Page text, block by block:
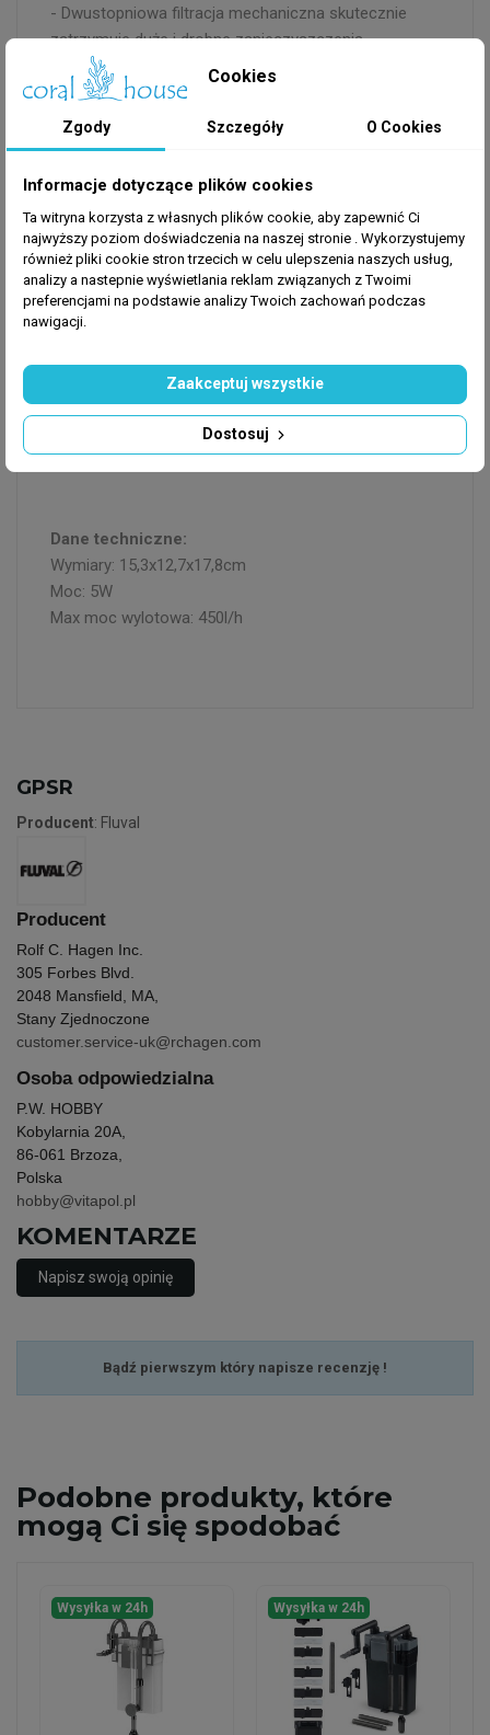
- Dwustopniowa filtracja mechaniczna skutecznie
zatrzymuje duże i drobne zanieczyszczenia
- Węgiel aktywny przeprowadza dokładną chemiczną
filtrację oraz skutecznie usuwa toksyny z wody
- Bio-Screen Pad zapewnia masywną biologiczną
powierzchnię do kolonizacji i rozwoju dla przyjaznych
- Wyposażony w opatentowany system kontroli
odrzutu, który pozwala spowolnić wypływ wody,
tworząc łagodny wodospad dla ochrony delikatnych
ryb i roślin
- Wolniejszy obieg zwiększa czas przebywania wody
w filtrze, czego efektem jest dokładniejsza filtracja i
- Całkowicie modułowa konstrukcja pozwala
zarządzać każdym etapem osobno i wprowadzać
zmiany w różnym czasie, aby utrzymać ciągłą
aktywność biologiczną
Dane techniczne:
Wymiary: 15,3x12,7x17,8cm
Moc: 5W
Max moc wylotowa: 450l/h
GPSR
Producent: Fluval
Producent
Rolf C. Hagen Inc.
305 Forbes Blvd.
2048 Mansfield, MA,
Stany Zjednoczone
customer.service-uk@rchagen.com
Osoba odpowiedzialna
P.W. HOBBY
Kobylarnia 20A,
86-061 Brzoza,
Polska
hobby@vitapol.pl
KOMENTARZE
Napisz swoją opinię
Bądź pierwszym który napisze recenzję !
Podobne produkty, które
mogą Ci się spodobać
Wysyłka w 24h Wysyłka w 24h
Cookies
Zgody Szczegóły O Cookies
Informacje dotyczące plików cookies
Ta witryna korzysta z własnych plików cookie, aby zapewnić Ci
najwyższy poziom doświadczenia na naszej stronie . Wykorzystujemy
również pliki cookie stron trzecich w celu ulepszenia naszych usług,
analizy a nastepnie wyświetlania reklam związanych z Twoimi
preferencjami na podstawie analizy Twoich zachowań podczas
nawigacji.
Dostosuj
Zaakceptuj wszystkie